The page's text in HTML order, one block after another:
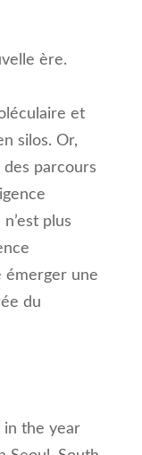
ère.
et
silos. Or,
parcours
plus
émerger une
du
in the year